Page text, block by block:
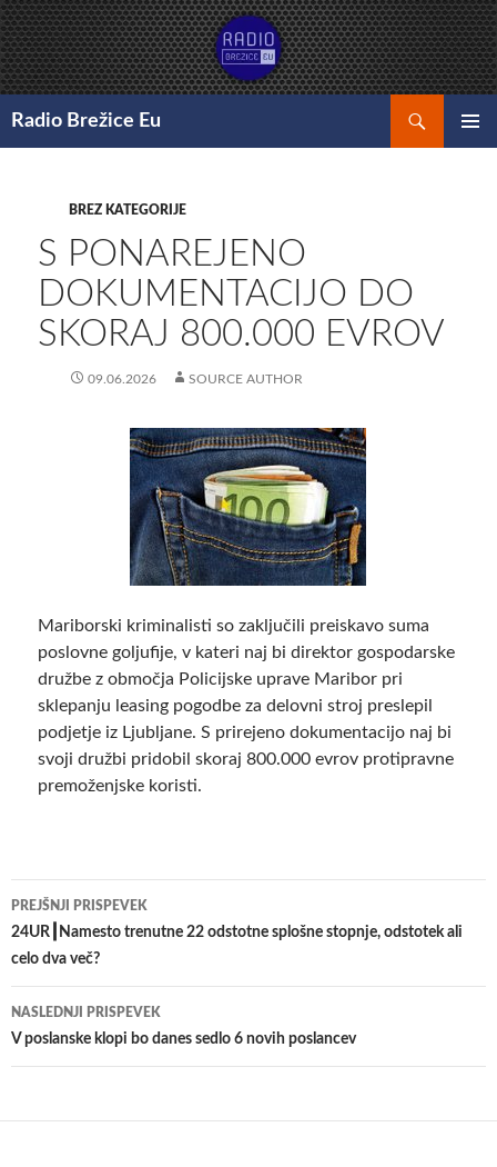
Preskoči
na
vsebino
Radio Brežice Eu
BREZ KATEGORIJE
S PONAREJENO
DOKUMENTACIJO DO
SKORAJ 800.000 EVROV
09.06.2026 SOURCE AUTHOR
Mariborski kriminalisti so zaključili preiskavo suma
poslovne goljufije, v kateri naj bi direktor gospodarske
družbe z območja Policijske uprave Maribor pri
sklepanju leasing pogodbe za delovni stroj preslepil
podjetje iz Ljubljane. S prirejeno dokumentacijo naj bi
svoji družbi pridobil skoraj 800.000 evrov protipravne
premoženjske koristi.
Krmarjenje
po
PREJŠNJI PRISPEVEK
24UR┃Namesto trenutne 22 odstotne splošne stopnje, odstotek ali
celo dva več?
NASLEDNJI PRISPEVEK
V poslanske klopi bo danes sedlo 6 novih poslancev